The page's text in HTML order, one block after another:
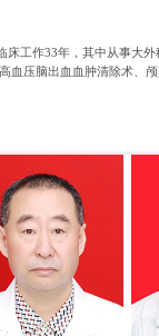
床工作33年，其中从事大
血压脑出血血肿清除术、